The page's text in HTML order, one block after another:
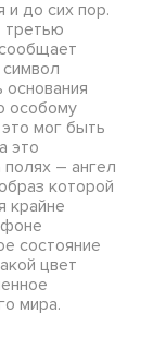
и до сих пор.
третью
особому
мог быть
это
– ангел
которой
крайне
состояние
цвет
мира.